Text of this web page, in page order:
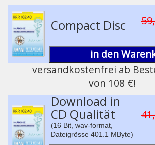
Play /
Compact Disc
in den
versandkostenfrei ab
von 108 €!
Download in
CD Qualität
(16 Bit, wav-format,
Dateigrösse 401.1 MByte)